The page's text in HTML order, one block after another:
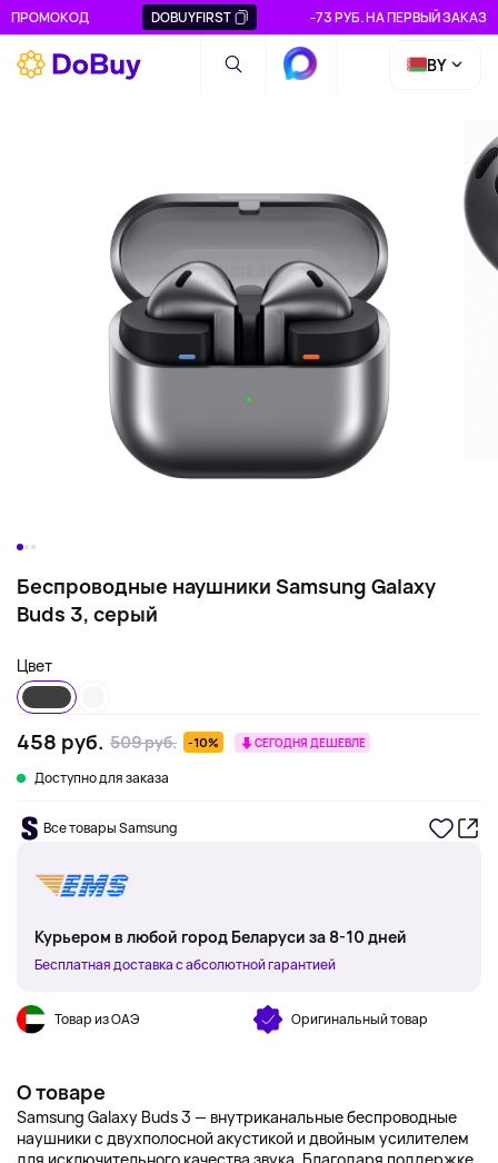
ПРОМОКОД DOBUYFIRST -73 РУБ. НА ПЕРВЫЙ ЗАКАЗ
BY
Беспроводные наушники Samsung Galaxy
Buds 3, серый
Цвет
458 руб. 509 руб. -10% СЕГОДНЯ ДЕШЕВЛЕ
Доступно для заказа
Все товары Samsung
Курьером в любой город Беларуси за 8-10 дней
Бесплатная доставка с абсолютной гарантией
Товар из ОАЭ Оригинальный товар
О товаре
Samsung Galaxy Buds 3 — внутриканальные беспроводные
наушники с двухполосной акустикой и двойным усилителем